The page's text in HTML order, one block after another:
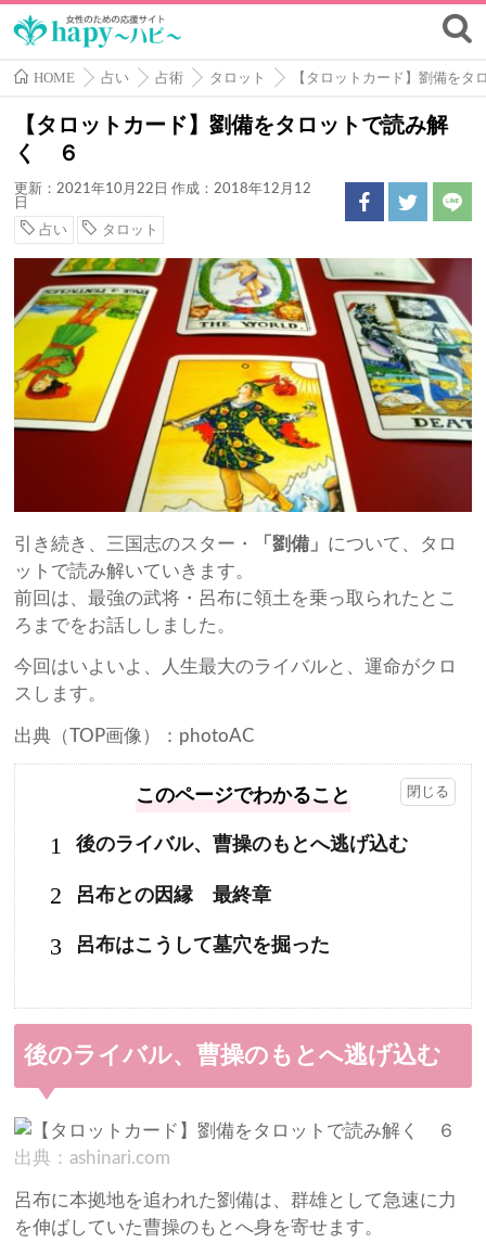
HOME 占い 占術 タロット 【タロットカード】劉備を
【タロットカード】劉備をタロットで読み解
く ６
更新：2021年10月22日 作成：2018年12月12
日
占い
タロット
引き続き、三国志のスター・ 「劉備」 について、タロ
ットで読み解いていきます。
前回は、最強の武将・呂布に領土を乗っ取られたとこ
ろまでをお話ししました。
今回はいよいよ、人生最大のライバルと、運命がクロ
スします。
出典（TOP画像）：photoAC
このページでわかること
1 後のライバル、曹操のもとへ逃げ込む
2 呂布との因縁 最終章
3 呂布はこうして墓穴を掘った
後のライバル、曹操のもとへ逃げ込む
出典：ashinari.com
呂布に本拠地を追われた劉備は、群雄として急速に力
を伸ばしていた曹操のもとへ身を寄せます。